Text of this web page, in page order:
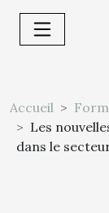
Accueil
Les
dans le